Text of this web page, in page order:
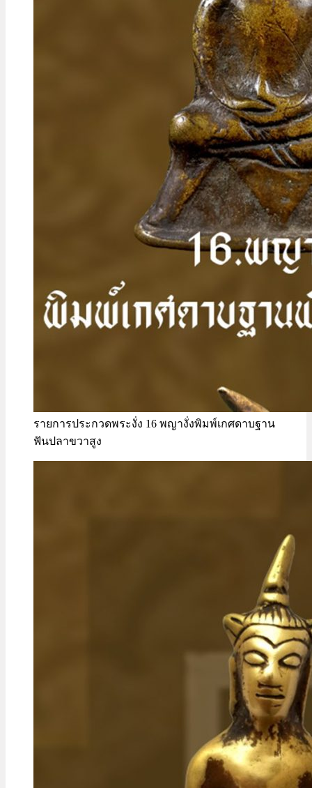
รายการประกวดพระงั่ง 16 พญางั่งพิมพ์เกศดาบฐาน
ฟันปลาขวาสูง